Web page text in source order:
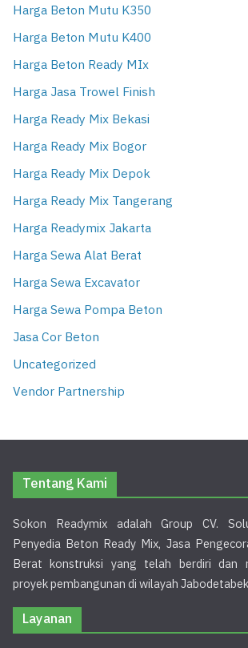
Harga Beton Mutu K350
Harga Beton Mutu K400
Harga Beton Ready MIx
Harga Jasa Trowel Finish
Harga Ready Mix Bekasi
Harga Ready Mix Bogor
Harga Ready Mix Depok
Harga Ready Mix Tangerang
Harga Readymix Jakarta
Harga Sewa Alat Berat
Harga Sewa Excavator
Harga Sewa Pompa Beton
Jasa Cor Beton
Uncategorized
Vendor Partnership
Tentang Kami
Sokon Readymix adalah Group CV.
Penyedia Beton Ready Mix, Jasa
Berat konstruksi yang telah berdiri dan
proyek pembangunan di wilayah
Layanan